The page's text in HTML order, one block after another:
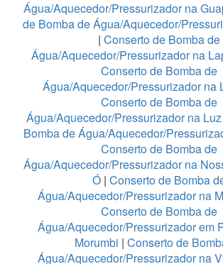
Água/Aquecedor/Pressurizador na
de Bomba de Água/Aquecedor/
| Conserto de Bomba de
Água/Aquecedor/Pressurizador na
Conserto de Bomba de
Água/Aquecedor/Pressurizador na
Conserto de Bomba de
Água/Aquecedor/Pressurizador na Luz
Bomba de Água/Aquecedor/
Conserto de Bomba de
Água/Aquecedor/Pressurizador na
Ó | Conserto de Bomba
Água/Aquecedor/Pressurizador na
Conserto de Bomba de
Água/Aquecedor/Pressurizador em
Morumbi | Conserto de
Água/Aquecedor/Pressurizador na